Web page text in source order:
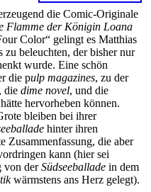
die Comic-Originale
Flamme der Königin Loana
Color“ gelingt es Matthias
zu beleuchten, der bisher nur
wurde. Eine schön
die pulp magazines, zu der
die dime novel, und die
hervorheben können.
bleiben bei ihrer
hinter ihren
Zusammenfassung, die aber
kann (hier sei
von derSüdseeballade in dem
wärmstens ans Herz gelegt).